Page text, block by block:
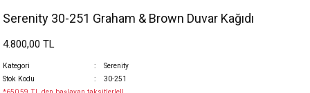
Serenity 30-251 Graham & Brown Duvar Kağıdı
4.800,00 TL
Kategori
Serenity
Stok Kodu
30-251